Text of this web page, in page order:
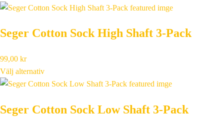
Seger Cotton Sock High Shaft 3-Pack
99,00 kr
Välj alternativ
Seger Cotton Sock Low Shaft 3-Pack